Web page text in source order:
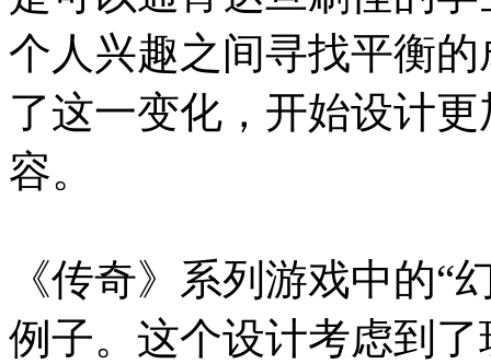
个人兴趣之间寻找平衡
了这一变化，开始设计
容。
《传奇》系列游戏中的“
例子。这个设计考虑到